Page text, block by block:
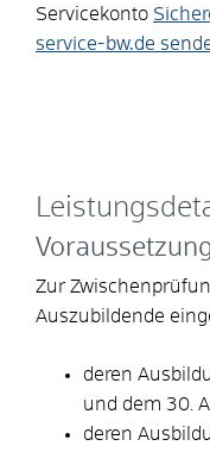
Servicekonto
service-bw.de
Zur
Auszubildende
deren
und dem 30.
deren